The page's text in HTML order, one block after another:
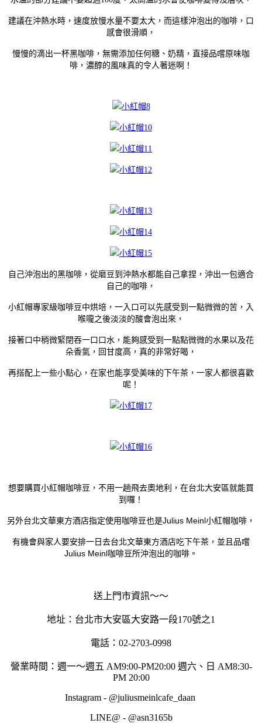
建議在沖熱水時，速度放慢水量不要太大，而這樣沖泡出的咖啡，口
感會很滑順，
慢慢的滴出一杯黑咖啡，無需添加任何糖、奶精，直接品嚐原味咖
啡，濃醇的風味真的令人著迷啊！
自己沖泡出的黑咖啡，從磨豆到沖熱水都能自己拿捏，沖出一包適合
自己的咖啡，
小紅帽專家級咖啡豆中烘培，一入口可以先感受到一點微微的苦，入
喉嚨之後淡淡的酸會泡出來，
接著口中稍微緊閉吞一口口水，能夠感受到一點點微微的水果以及花
朵香氣， 回甘度高 ，真的非常好喝，
再搭配上一些小點心，在家也能享受美味的下午茶，一家人都很喜歡
呢！
想要購買小紅帽咖啡豆，不用一趟飛去奧地利，在台北大安區就能買
到囉！
另外台北文華東方酒店指定使用咖啡豆也是Julius Meinl小紅帽咖啡，
有機會與家人要安排一日去台北文華東方酒店吃下午茶，並且品嚐
Julius Meinl咖啡豆所沖泡出的咖啡。
送上門市資訊～～
地址：台北市大安區大安路一段170號之1
電話：02-2703-0998
營業時間：週一～週五 AM9:00-PM20:00 週六、日 AM8:30-
PM 20:00
Instagram - @juliusmeinlcafe_daan
LINE@ - @asn3165b